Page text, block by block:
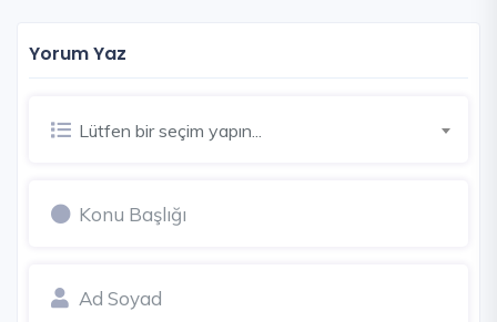
Yorum Yaz
Lütfen bir seçim yapın...